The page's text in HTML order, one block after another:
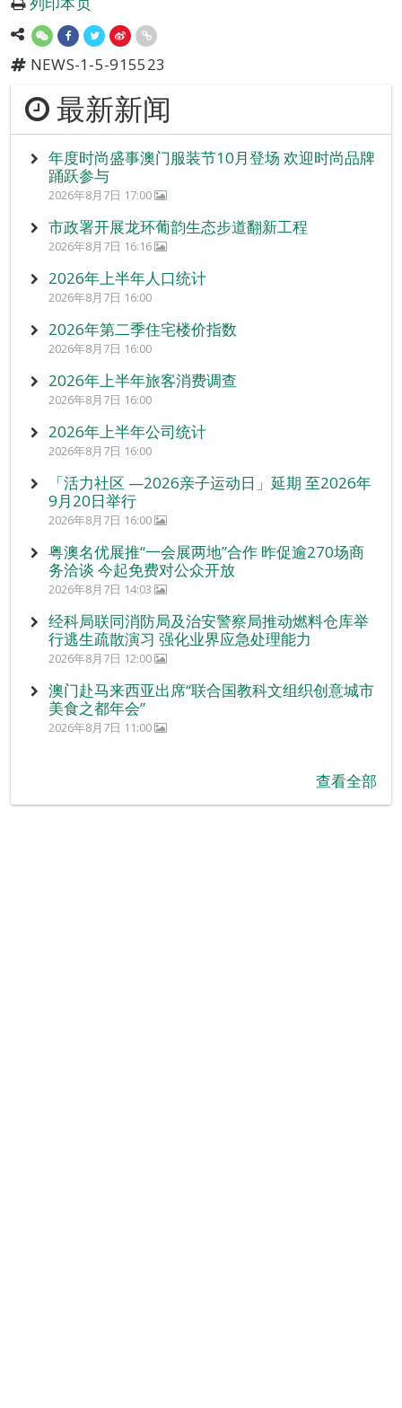
NEWS-1-5-915523
最新新闻
年度时尚盛事澳门服装节10月登场 欢迎时尚品牌
踊跃参与
2026年8月7日 17:00
市政署开展龙环葡韵生态步道翻新工程
2026年8月7日 16:16
2026年上半年人口统计
2026年8月7日 16:00
2026年第二季住宅楼价指数
2026年8月7日 16:00
2026年上半年旅客消费调查
2026年8月7日 16:00
2026年上半年公司统计
2026年8月7日 16:00
「活力社区 —2026亲子运动日」延期 至2026年
9月20日举行
2026年8月7日 16:00
粤澳名优展推“一会展两地”合作 昨促逾270场商
务洽谈 今起免费对公众开放
2026年8月7日 14:03
经科局联同消防局及治安警察局推动燃料仓库举
行逃生疏散演习 强化业界应急处理能力
2026年8月7日 12:00
澳门赴马来西亚出席“联合国教科文组织创意城市
美食之都年会”
2026年8月7日 11:00
查看全部